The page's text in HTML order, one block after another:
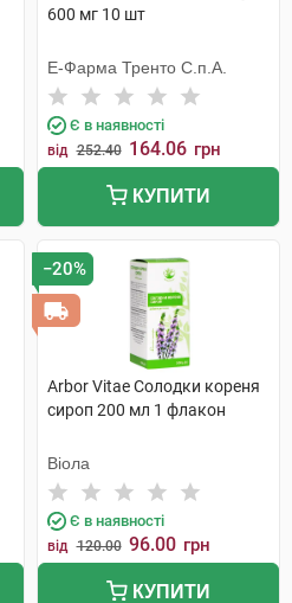
600 мг 10 шт
Е-Фарма Тренто С.п.А.
Є в наявності
від 252.40 164.06 грн
КУПИТИ
−20%
Arbor Vitae Солодки кореня
сироп 200 мл 1 флакон
Віола
Є в наявності
від 120.00 96.00 грн
КУПИТИ